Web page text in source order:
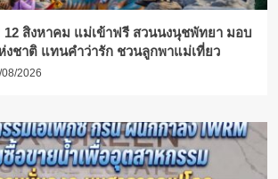
12 สิงหาคม แม่เข้าฟรี สวนนงนุชพัทยา มอบ
ชาติ แทนคำว่ารัก ชวนลูกพาแม่เที่ยว
2026